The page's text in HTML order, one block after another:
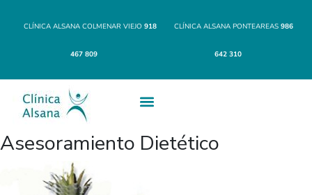
CLÍNICA ALSANA COLMENAR VIEJO918
467 809
CLÍNICA ALSANA PONTEAREAS 986
642 310
Asesoramiento Dietético